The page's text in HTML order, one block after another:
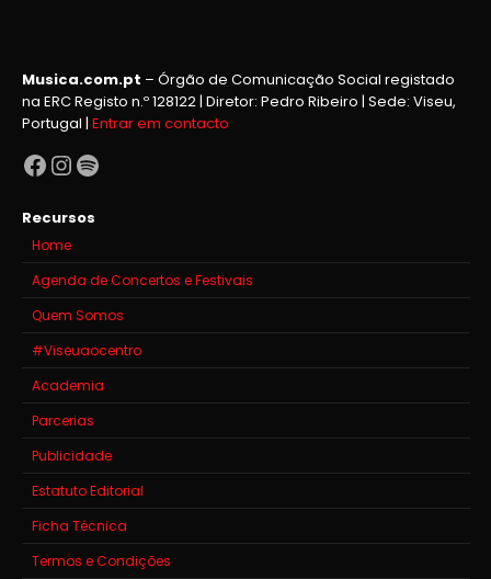
Musica.com.pt – Órgão de Comunicação Social registado
na ERC Registo n.º 128122 | Diretor: Pedro Ribeiro | Sede: Viseu,
Portugal | Entrar em contacto
Facebook
Instagram
Spotify
Recursos
Home
Agenda de Concertos e Festivais
Quem Somos
#Viseuaocentro
Academia
Parcerias
Publicidade
Estatuto Editorial
Ficha Técnica
Termos e Condições